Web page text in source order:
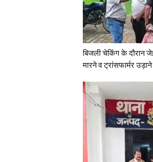
बिजली चेकिंग के दौरान
मारने व ट्रांसफार्मर